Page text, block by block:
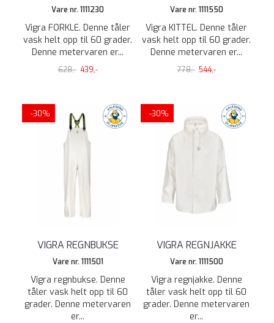
Vare nr. 1111230
Vigra FORKLE. Denne tåler
vask helt opp til 60 grader.
Denne metervaren er...
628,- 439,-
Vare nr. 1111550
Vigra KITTEL. Denne tåler
vask helt opp til 60 grader.
Denne metervaren er...
778,- 544,-
-30%
VIGRA REGNBUKSE
Vare nr. 1111501
Vigra regnbukse. Denne
tåler vask helt opp til 60
grader. Denne metervaren
er...
-30%
VIGRA REGNJAKKE
Vare nr. 1111500
Vigra regnjakke. Denne
tåler vask helt opp til 60
grader. Denne metervaren
er...